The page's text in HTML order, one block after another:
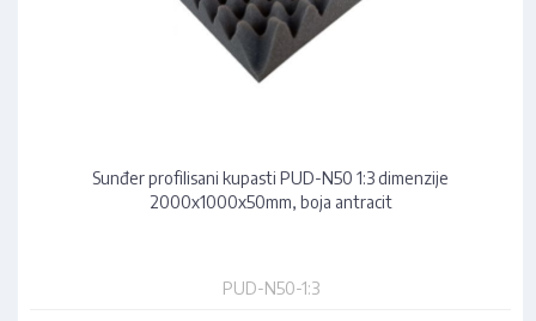
Sunđer profilisani kupasti PUD-N50 1:3 dimenzije
2000x1000x50mm, boja antracit
PUD-N50-1:3